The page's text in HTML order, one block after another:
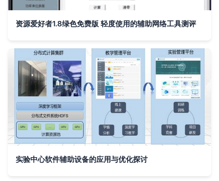
资源爱好者1.8绿色免费版 轻度使用的辅助网络工具测评
实验中心软件辅助设备的应用与优化探讨